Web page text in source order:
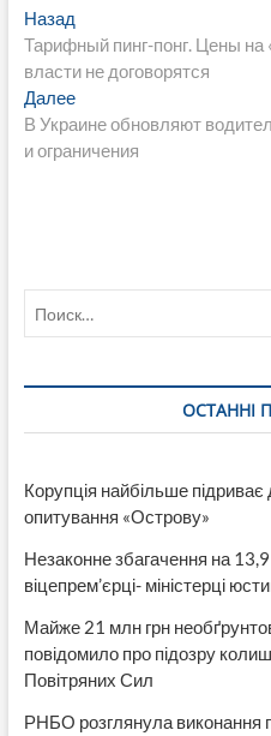
Навигация
по
записям
НазадПредыдущая
запись:
Тарифный пинг-понг. Цены на
власти не договорятся
ДалееСледующая
запись:
В Украине обновляют
и ограничения
ОСТАННІ
Корупція найбільше
опитування «Острову»
Незаконне збагачення на
віцепрем’єрці- міністерці
Майже 21 млн грн
повідомило про підозру
Повітряних Сил
РНБО розглянула виконання